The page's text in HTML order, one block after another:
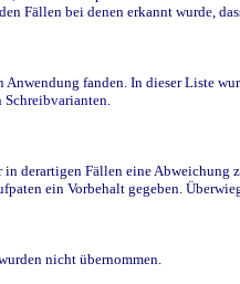
Fällen bei denen erkannt wurde,
fanden. In dieser Liste
derartigen Fällen eine
ein Vorbehalt gegeben.
nicht übernommen.